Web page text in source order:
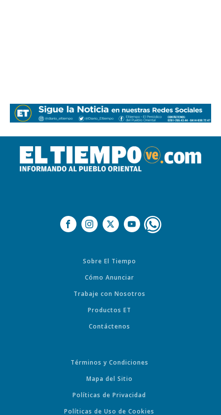
Sobre El Tiempo
Cómo Anunciar
Trabaje con Nosotros
Productos ET
Contáctenos
Términos y Condiciones
Mapa del Sitio
Políticas de Privacidad
Políticas de Uso de Cookies